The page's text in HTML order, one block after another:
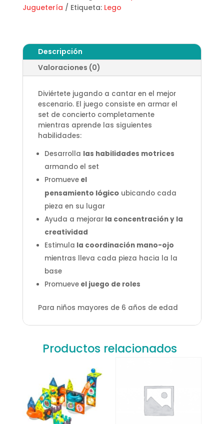
Juguetería
Etiqueta: Lego
Descripción
Valoraciones (0)
Diviértete jugando a cantar en el mejor
escenario. El juego consiste en armar el
set de concierto completamente
mientras aprende las siguientes
habilidades:
Desarrolla las habilidades motrices
armando el set
Promueve el
pensamiento lógico ubicando cada
pieza en su lugar
Ayuda a mejorar la concentración y la
creatividad
Estimula la coordinación mano-ojo
mientras lleva cada pieza hacia la la
base
Promueve el juego de roles
Para niños mayores de 6 años de edad
Productos relacionados